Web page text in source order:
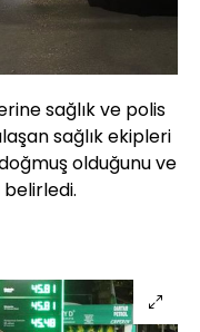
sağlık ve polis
sağlık ekipleri
olduğunu ve
belirledi.